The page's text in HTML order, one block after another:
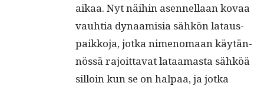
aikaa. Nyt näi­hin asen­nel­laan kovaa
vauh­tia dynaamisia sähkön latau­s­
paikko­ja, jot­ka nimeno­maan käytän­
nössä rajoit­ta­vat lataa­mas­ta sähköä
sil­loin kun se on hal­paa, ja jot­ka